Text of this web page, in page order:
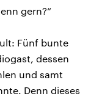
gern?“
Fünf bunte
dessen
und samt
Denn dieses